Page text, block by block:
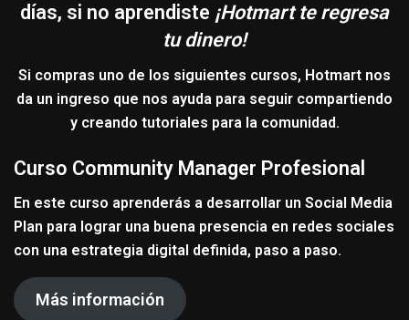
días, si no aprendiste ¡Hotmart te regresa
tu dinero!
Si compras uno de los siguientes cursos, Hotmart nos
da un ingreso que nos ayuda para seguir compartiendo
y creando tutoriales para la comunidad.
Curso Community Manager Profesional
En este curso aprenderás a desarrollar un Social Media
Plan para lograr una buena presencia en redes sociales
con una estrategia digital definida, paso a paso.
Más información